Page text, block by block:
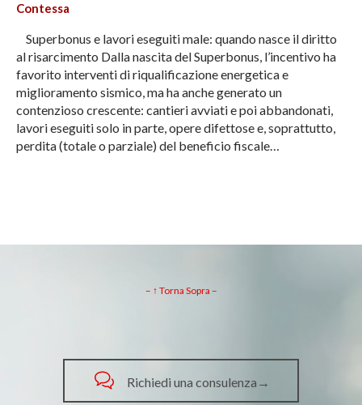
Contessa
Superbonus e lavori eseguiti male: quando nasce il diritto
al risarcimento Dalla nascita del Superbonus, l’incentivo ha
favorito interventi di riqualificazione energetica e
miglioramento sismico, ma ha anche generato un
contenzioso crescente: cantieri avviati e poi abbandonati,
lavori eseguiti solo in parte, opere difettose e, soprattutto,
perdita (totale o parziale) del beneficio fiscale…
– ↑ Torna Sopra –
 Richiedi una consulenza→